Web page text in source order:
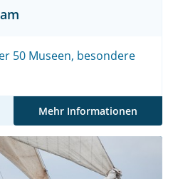
50 Museen, besondere
Mehr Informationen